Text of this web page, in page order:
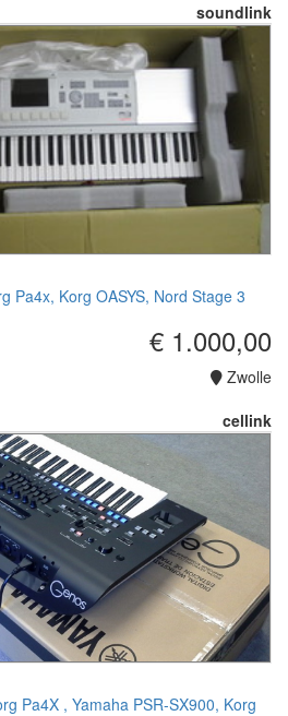
soundlink
Pa4x, Korg OASYS, Nord Stage 3
€ 1.000,00
Zwolle
cellink
Pa4X , Yamaha PSR-SX900, Korg